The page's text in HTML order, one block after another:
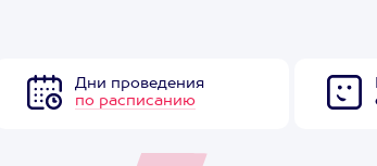
Дни проведения
по расписанию